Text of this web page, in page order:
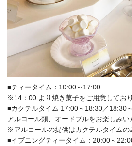
■ティータイム：10:00～17:00
※14：00 より焼き菓子をご用意しており
■カクテルタイム 17:00～18:30／18:30
アルコール類、オードブルをお楽しみい
※アルコールの提供はカクテルタイムの
■イブニングティータイム：20:00～